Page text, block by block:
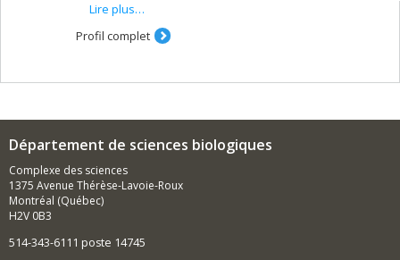
Contrôle environnemental des cyanobactéries en
rivières
la diversité des plantes aquatiques
plantes envahissantes
Eutrophisation de l’écosystème aquatique
Lire plus…
Profil complet
Département de sciences biologiques
Complexe des sciences
1375 Avenue Thérèse-Lavoie-Roux
Montréal (Québec)
H2V 0B3
514-343-6111 poste 14745